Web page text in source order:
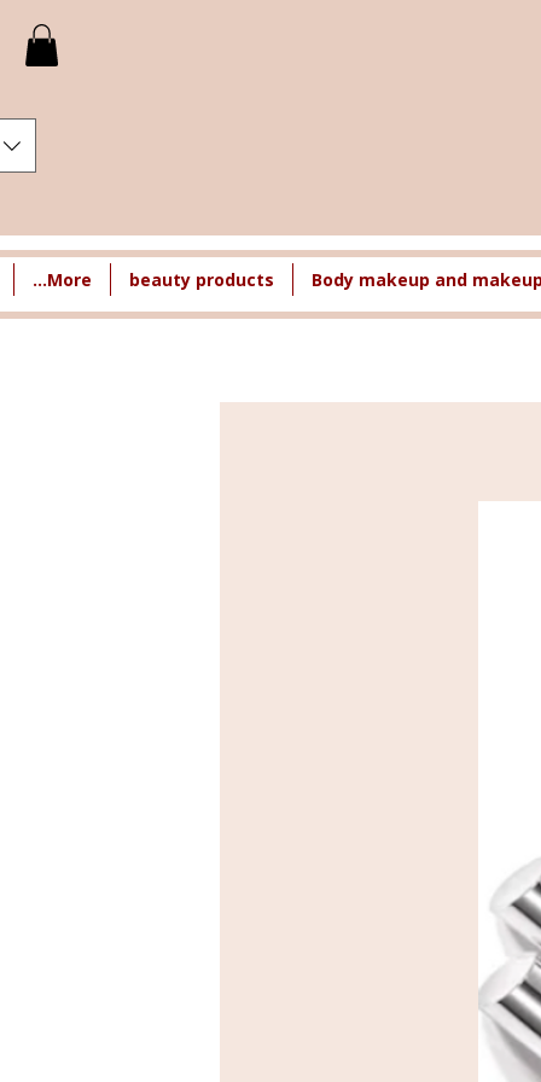
Body makeup and
beauty products
More...